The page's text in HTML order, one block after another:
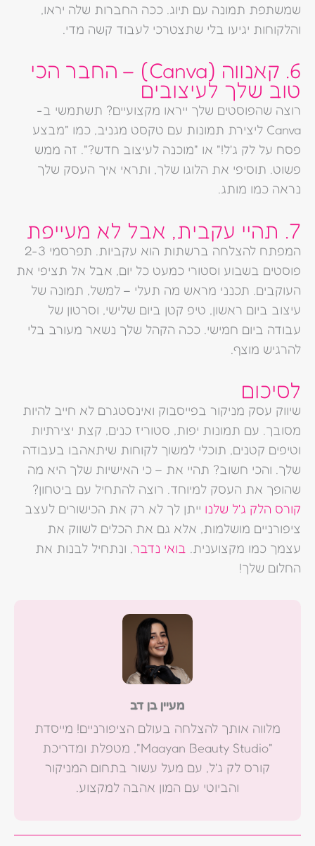
שמשתפת תמונה עם תיוג. ככה החברות שלה יראו,
והלקוחות יגיעו בלי שתצטרכי לעבוד קשה מדי.
6. קאנווה (Canva) – החבר הכי
טוב שלך לעיצובים
רוצה שהפוסטים שלך ייראו מקצועיים? תשתמשי ב-
Canva ליצירת תמונות עם טקסט מגניב, כמו "מבצע
פסח על לק ג'ל!" או "מוכנה לעיצוב חדש?". זה ממש
פשוט. תוסיפי את הלוגו שלך, ותראי איך העסק שלך
נראה כמו מותג.
7. תהיי עקבית, אבל לא מעייפת
המפתח להצלחה ברשתות הוא עקביות. תפרסמי 2-3
פוסטים בשבוע וסטורי כמעט כל יום, אבל אל תציפי את
העוקבים. תכנני מראש מה תעלי – למשל, תמונה של
עיצוב ביום ראשון, טיפ קטן ביום שלישי, וסרטון של
עבודה ביום חמישי. ככה הקהל שלך נשאר מעורב בלי
להרגיש מוצף.
לסיכום
שיווק עסק מניקור בפייסבוק ואינסטגרם לא חייב להיות
מסובך. עם תמונות יפות, סטוריז כנים, קצת יצירתיות
וטיפים קטנים, תוכלי למשוך לקוחות שיתאהבו בעבודה
שלך. והכי חשוב? תהיי את – כי האישיות שלך היא מה
שהופך את העסק למיוחד. רוצה להתחיל עם ביטחון?
קורס הלק ג'ל שלנו ייתן לך לא רק את הכישורים לעצב
ציפורניים מושלמות, אלא גם את הכלים לשווק את
עצמך כמו מקצוענית.
בואי נדבר , ונתחיל לבנות את
החלום שלך!
מעיין בן דב
מלווה אותך להצלחה בעולם הציפורניים! מייסדת
"Maayan Beauty Studio", מטפלת ומדריכת
קורס לק ג'ל, עם מעל עשור בתחום המניקור
והביוטי עם המון אהבה למקצוע.